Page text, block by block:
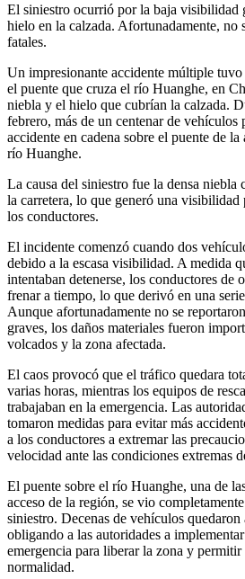
El siniestro ocurrió por la baja visibilidad
hielo en la calzada. Afortunadamente, no
fatales.
Un impresionante accidente múltiple
el puente que cruza el río Huanghe, en
niebla y el hielo que cubrían la calzada.
febrero, más de un centenar de vehículos
accidente en cadena sobre el puente de
río Huanghe.
La causa del siniestro fue la densa niebla
la carretera, lo que generó una visibilidad
los conductores.
El incidente comenzó cuando dos
debido a la escasa visibilidad. A medida
intentaban detenerse, los conductores de
frenar a tiempo, lo que derivó en una
Aunque afortunadamente no se
graves, los daños materiales fueron
volcados y la zona afectada.
El caos provocó que el tráfico quedara
varias horas, mientras los equipos de
trabajaban en la emergencia. Las
tomaron medidas para evitar más
a los conductores a extremar las
velocidad ante las condiciones extremas
El puente sobre el río Huanghe, una de
acceso de la región, se vio
siniestro. Decenas de vehículos quedaron
obligando a las autoridades a
emergencia para liberar la zona y permitir
normalidad.